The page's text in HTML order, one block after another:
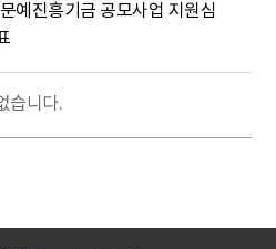
예진흥기금 공모사업 지원심
습니다.